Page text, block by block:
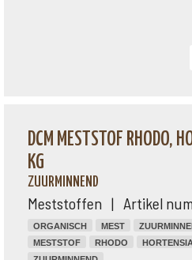
DCM MESTSTOF RHODO,
KG
ZUURMINNEND
Meststoffen | Artikel
ORGANISCH MEST
MESTSTOF
RHODO HORTENSIA